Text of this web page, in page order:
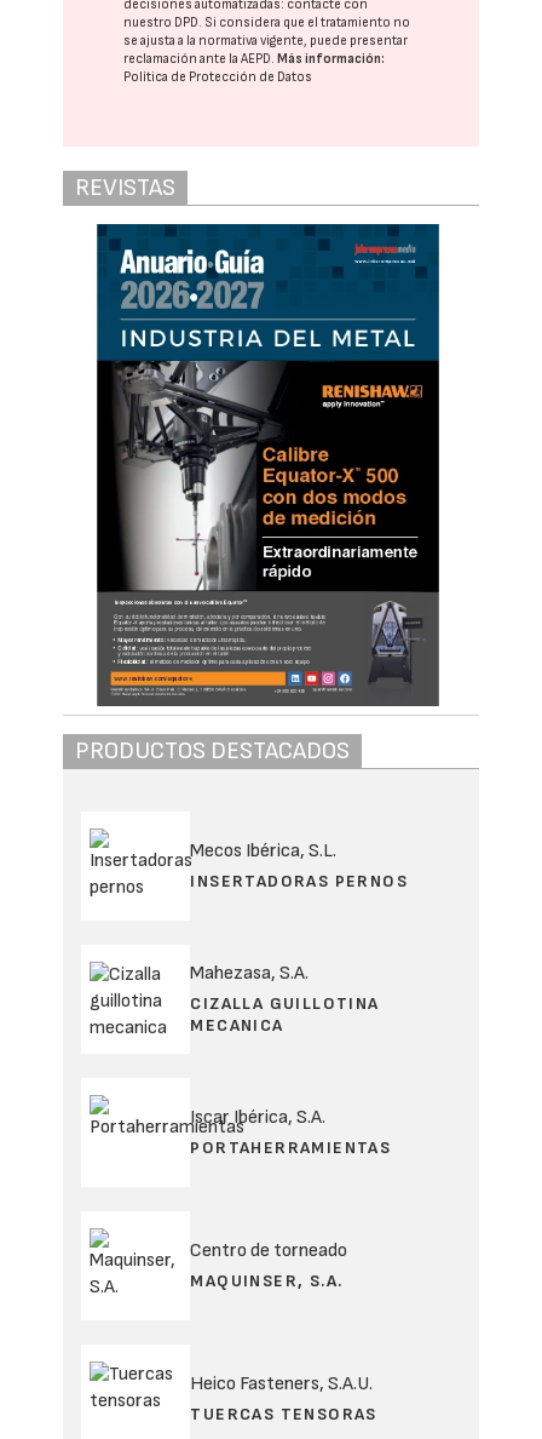
decisiones automatizadas: contacte con
nuestro DPD. Si considera que el tratamiento no
se ajusta a la normativa vigente, puede presentar
reclamación ante laAEPD. Más información:
Política de Protección de Datos
REVISTAS
PRODUCTOS DESTACADOS
Mecos Ibérica, S.L.
INSERTADORAS PERNOS
Mahezasa, S.A.
CIZALLA GUILLOTINA
MECANICA
Iscar Ibérica, S.A.
PORTAHERRAMIENTAS
Centro de torneado
MAQUINSER, S.A.
Heico Fasteners, S.A.U.
TUERCAS TENSORAS